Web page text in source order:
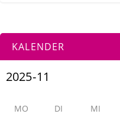
KALENDER
MO DI MI